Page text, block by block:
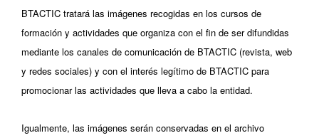
BTACTIC tratará las imágenes recogidas en los cursos de
formación y actividades que organiza con el fin de ser difundidas
mediante los canales de comunicación de BTACTIC (revista, web
y redes sociales) y con el interés legítimo de BTACTIC para
promocionar las actividades que lleva a cabo la entidad.
Igualmente, las imágenes serán conservadas en el archivo